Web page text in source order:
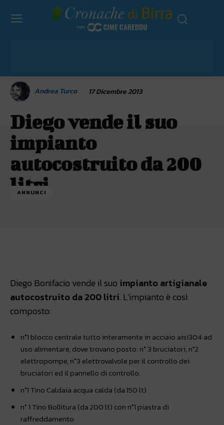
Andrea Turco 17 Dicembre 2013
Diego vende il suo
impianto
autocostruito da 200
litri
ANNUNCI
Diego Bonifacio vende il suo impianto artigianale
autocostruito da 200 litri. L’impianto è così
composto:
n°1 blocco centrale tutto interamente in acciaio aisi304 ad
uso alimentare, dove trovano posto: n° 3 bruciatori, n°2
elettropompe, n°3 elettrovalvole per il controllo dei
bruciatori ed il pannello di controllo.
n°1 Tino Caldaia acqua calda (da 150 lt)
n° 1 Tino Bollitura (da 200 lt) con n°1 piastra di
raffreddamento